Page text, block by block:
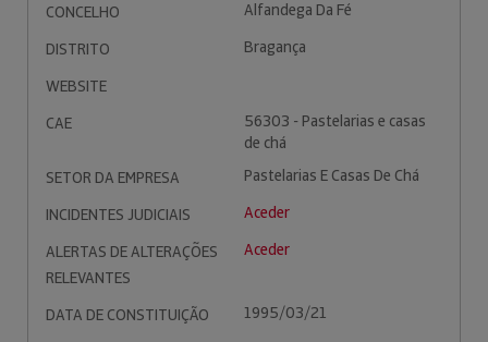
CONCELHO
Alfandega Da Fé
DISTRITO
Bragança
WEBSITE
CAE
56303 - Pastelarias e casas
de chá
SETOR DA EMPRESA
Pastelarias E Casas De Chá
INCIDENTES JUDICIAIS
Aceder
ALERTAS DE ALTERAÇÕES
RELEVANTES
Aceder
DATA DE CONSTITUIÇÃO 1995/03/21